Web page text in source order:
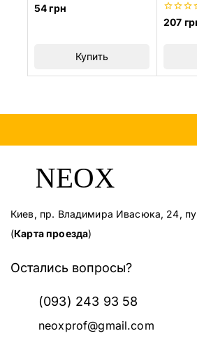
0
из
54грн
Купить
0
из
207
Киев, пр. Владимира Ивасюка, 24,
(Карта проезда)
Остались вопросы?
(093) 243 93 58
neoxprof@gmail.com